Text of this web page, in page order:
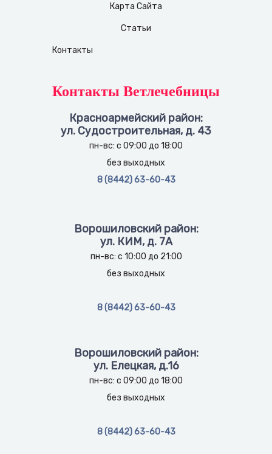
Карта Сайта
Статьи
Контакты
Контакты Ветлечебницы
Красноармейский район:
ул. Судостроительная, д. 43
пн-вс: с 09:00 до 18:00
без выходных
8 (8442) 63-60-43
Ворошиловский район:
ул. КИМ, д. 7А
пн-вс: с 10:00 до 21:00
без выходных
8 (8442) 63-60-43
Ворошиловский район:
ул. Елецкая, д.16
пн-вс: с 09:00 до 18:00
без выходных
8 (8442) 63-60-43